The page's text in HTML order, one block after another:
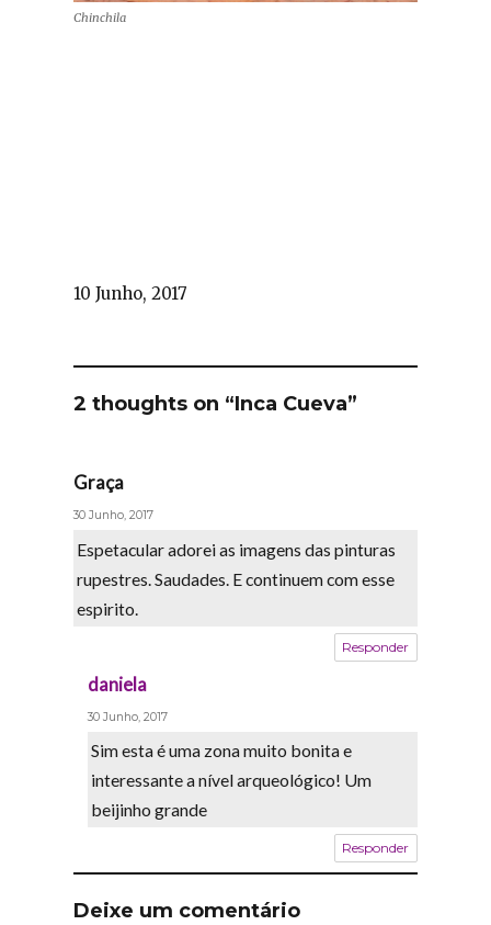
Chinchila
10 Junho, 2017
2 thoughts on “Inca Cueva”
Graça
30 Junho, 2017
Espetacular adorei as imagens das pinturas
rupestres. Saudades. E continuem com esse
espirito.
Responder
daniela
30 Junho, 2017
Sim esta é uma zona muito bonita e
interessante a nível arqueológico! Um
beijinho grande
Responder
Deixe um comentário